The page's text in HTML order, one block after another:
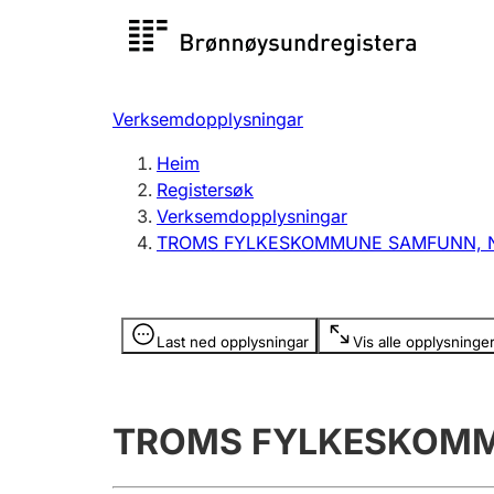
Registersøk
Registrere, endre, slette
Verksemdopplysningar
Heim
Registersøk
Verksemdopplysningar
TROMS FYLKESKOMMUNE SAMFUNN,
Last ned opplysningar Vis alle opplysninger
Opplysninger er skjult
TROMS